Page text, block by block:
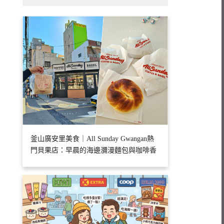
釜山廣安里美食｜All Sunday Gwangan熱
門貝果店：早晨的海邊瀰漫麵包與咖啡香